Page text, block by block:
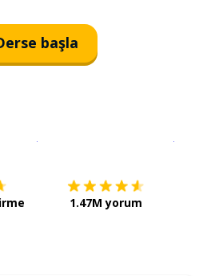
başla
1.47M yorum